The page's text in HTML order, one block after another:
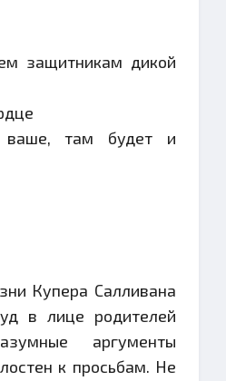
защитникам дикой
ваше, там будет и
Купера Салливана
в лице родителей
аргументы
к просьбам. Не